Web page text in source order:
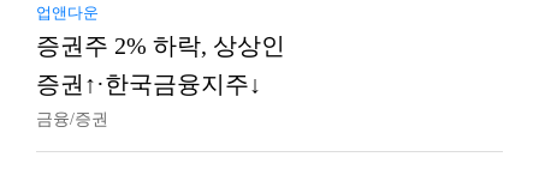
업앤다운
증권주 2% 하락, 상상인
증권↑·한국금융지주↓
금융/증권